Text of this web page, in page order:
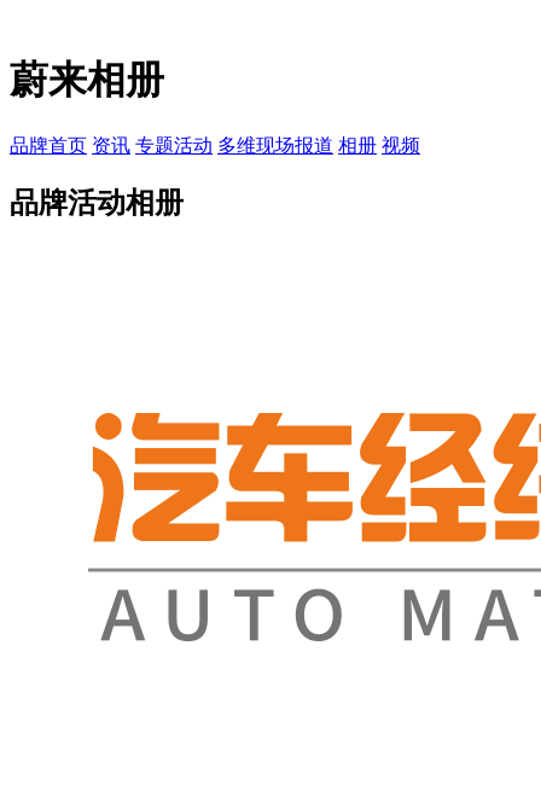
蔚来相册
品牌首页 资讯 专题活动 多维现场报道 相册 视频
品牌活动相册